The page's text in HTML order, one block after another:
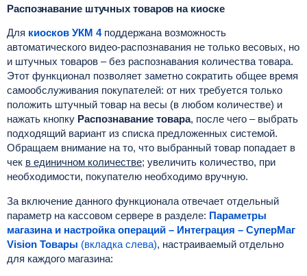
Распознавание штучных товаров на киоске
Для киосков УКМ 4поддержана возможность
автоматического видео-распознавания не только весовых, но
и штучных товаров – без распознавания количества товара.
Этот функционал позволяет заметно сократить общее время
самообслуживания покупателей: от них требуется только
положить штучный товар на весы (в любом количестве) и
нажать кнопку Распознавание товара, после чего – выбрать
подходящий вариант из списка предложенных системой.
Обращаем внимание на то, что выбранный товар попадает в
чек в единичном количестве; увеличить количество, при
необходимости, покупателю необходимо вручную.
За включение данного функционала отвечает отдельный
параметр на кассовом сервере в разделе: Параметры
магазина и настройка операций – Интеграция – СуперМаг
Vision Товары (вкладка слева), настраиваемый отдельно
для каждого магазина: